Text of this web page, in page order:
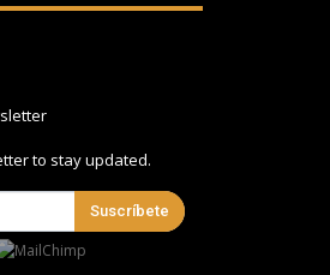
to stay updated.
Suscríbete